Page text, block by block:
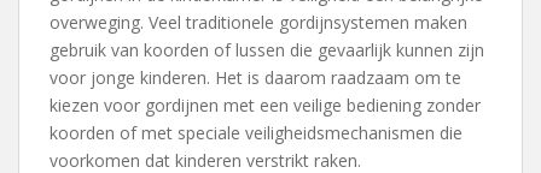
overweging. Veel traditionele gordijnsystemen maken
gebruik van koorden of lussen die gevaarlijk kunnen zijn
voor jonge kinderen. Het is daarom raadzaam om te
kiezen voor gordijnen met een veilige bediening zonder
koorden of met speciale veiligheidsmechanismen die
voorkomen dat kinderen verstrikt raken.